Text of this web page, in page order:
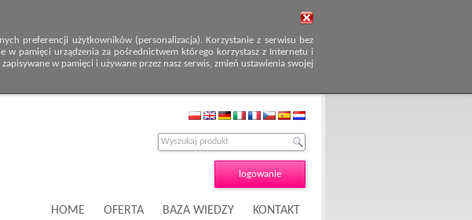
preferencji użytkowników (personalizacja). Korzystanie z serwisu bez
w pamięci urządzenia za pośrednictwem którego korzystasz z Internetu i
w pamięci i używane przez nasz serwis, zmień ustawienia swojej
logowanie
HOME OFERTA BAZA WIEDZY KONTAKT